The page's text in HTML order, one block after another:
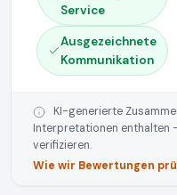
Service
Ausgezeichnete
Kommunikation
KI-generierte
Interpretationen enthalten
verifizieren.
Wie wir Bewertungen